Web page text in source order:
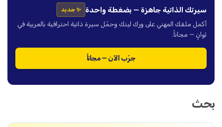
سيرتك الذاتية جاهزة — بضغطة واحدة ✨ جديد
أكمل ملفك المهني على ورك لينك وحمّل سيرة ذاتية احترافية بالعربية في
ثوانٍ — مجاناً.
جرّب الآن — مجاناً
بحث